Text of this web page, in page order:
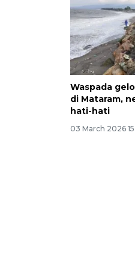
Waspada
di Mataram,
hati-hati
03 March 2026